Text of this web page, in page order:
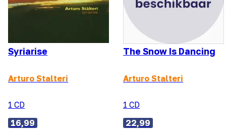
Syriarise
Arturo Stalteri
1 CD
16,99
The Snow Is Dancing
Arturo Stalteri
1 CD
22,99